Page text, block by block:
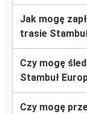
Jak mogę
trasie
Czy mogę
Stambuł
Czy mogę